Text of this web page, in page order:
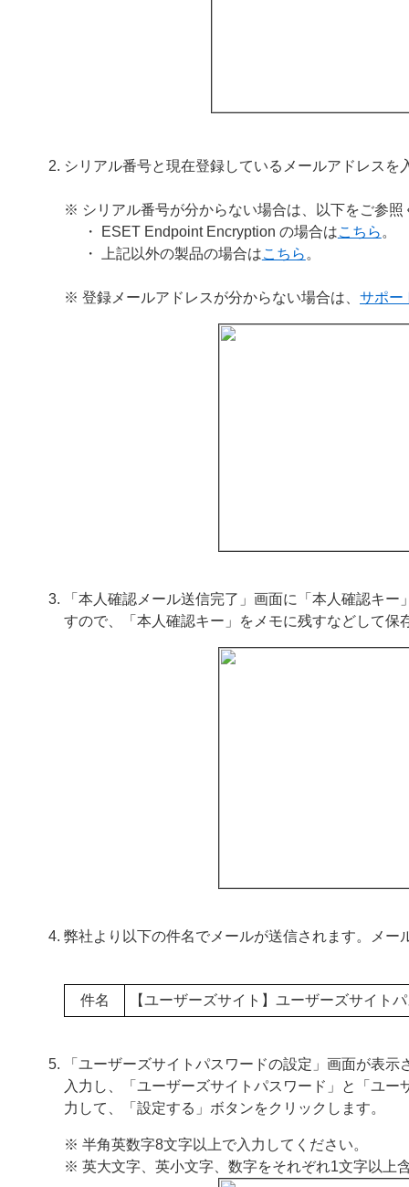
シリアル番号と現在登録しているメールアドレス
※ シリアル番号が分からない場合は、以下をご参照
・ ESET Endpoint Encryption の場合はこちら 。
・ 上記以外の製品の場合はこちら 。
※ 登録メールアドレスが分からない場合は、 サポー
「本人確認メール送信完了」画面に「本人確認キ
すので、「本人確認キー」をメモに残すなどして保
弊社より以下の件名でメールが送信されます。メー
件名 【ユーザーズサイト】ユーザーズサイト
「ユーザーズサイトパスワードの設定」画面が表
入力し、「ユーザーズサイトパスワード」と「ユ
力して、「設定する」ボタンをクリックします。
※ 半角英数字8文字以上で入力してください。
※ 英大文字、英小文字、数字をそれぞれ1文字以上